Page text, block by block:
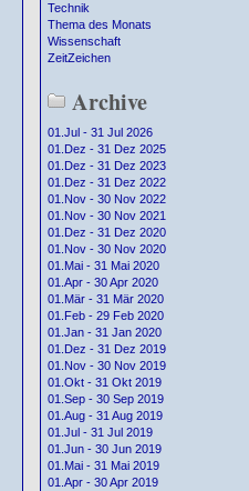
Technik
Thema des Monats
Wissenschaft
ZeitZeichen
Archive
01.Jul - 31 Jul 2026
01.Dez - 31 Dez 2025
01.Dez - 31 Dez 2023
01.Dez - 31 Dez 2022
01.Nov - 30 Nov 2022
01.Nov - 30 Nov 2021
01.Dez - 31 Dez 2020
01.Nov - 30 Nov 2020
01.Mai - 31 Mai 2020
01.Apr - 30 Apr 2020
01.Mär - 31 Mär 2020
01.Feb - 29 Feb 2020
01.Jan - 31 Jan 2020
01.Dez - 31 Dez 2019
01.Nov - 30 Nov 2019
01.Okt - 31 Okt 2019
01.Sep - 30 Sep 2019
01.Aug - 31 Aug 2019
01.Jul - 31 Jul 2019
01.Jun - 30 Jun 2019
01.Mai - 31 Mai 2019
01.Apr - 30 Apr 2019